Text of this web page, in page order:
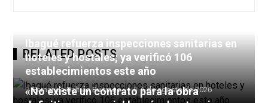
RELATED POSTS
Ibagué refuerza inspecciones sanitarias en
hoteles y hostales; ya verificó 106
establecimientos este año
Fernanda Beltrán Buitrago 6 de agosto de 2026
«No existe un contrato para la obra